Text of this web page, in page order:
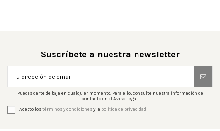
Suscríbete a nuestra newsletter
Puedes darte de baja en cualquier momento. Para ello, consulte nuestra información de
contacto en el Aviso Legal.
Acepto lostérminos y condicionesy la política de privacidad